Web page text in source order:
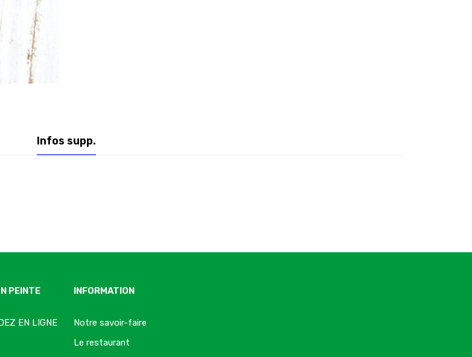
Infos supp.
PEINTE
EN LIGNE
INFORMATION
Notre savoir-faire
Le restaurant